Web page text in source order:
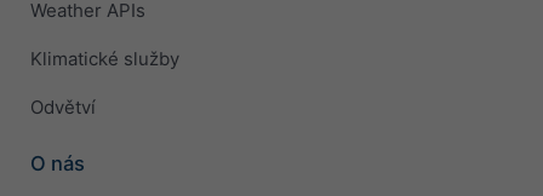
Weather APIs
Klimatické služby
Odvětví
O nás